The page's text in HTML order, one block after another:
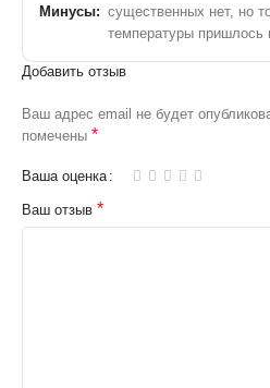
Минусы: существенных нет, но
температуры пришлось
Добавить отзыв
Ваш адрес email не будет
помечены *
Ваша оценка
Ваш отзыв *